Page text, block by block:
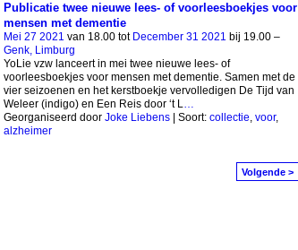
Publicatie twee nieuwe lees- of voorleesboekjes voor
mensen met dementie
Mei 27 2021 van 18.00 tot December 31 2021 bij 19.00 –
Genk, Limburg
YoLie vzw lanceert in mei twee nieuwe lees- of
voorleesboekjes voor mensen met dementie. Samen met de
vier seizoenen en het kerstboekje vervolledigen De Tijd van
Weleer (indigo) en Een Reis door ‘t L…
Georganiseerd door Joke Liebens| Soort: collectie, voor,
alzheimer
Volgende >